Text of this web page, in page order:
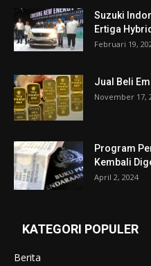
Suzuki
Ertiga
Februari 19,
Jual Beli
November 17,
Program
Kembali
April 2, 2024
KATEGORI POPULER
Berita